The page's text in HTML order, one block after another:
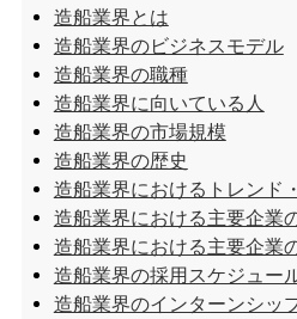
造船業界とは
造船業界のビジネスモデル
造船業界の職種
造船業界に向いている人
造船業界の市場規模
造船業界の歴史
造船業界におけるトレンド
造船業界における主要企業
造船業界における主要企業
造船業界の採用スケジュー
造船業界のインターンシッ